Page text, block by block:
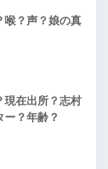
喉？声？娘の真
現在出所？志村
ー？年齢？